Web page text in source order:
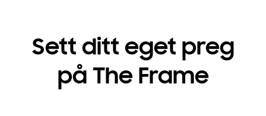
Sett ditt eget preg
på The Frame